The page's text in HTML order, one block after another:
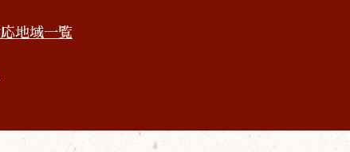
地域一覧